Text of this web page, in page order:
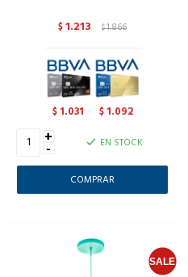
$1.213 $1.866
$ 1.031 $ 1.092
+
- EN STOCK